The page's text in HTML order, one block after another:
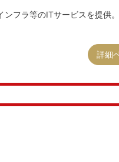
フラ等のITサービスを提供
詳細